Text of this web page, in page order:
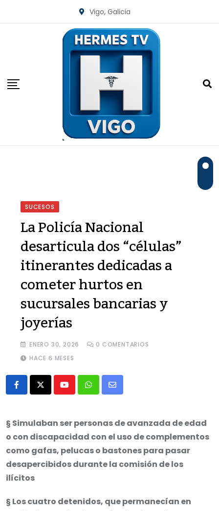
Vigo, Galicia
SUCESOS
La Policía Nacional
desarticula dos “células”
itinerantes dedicadas a
cometer hurtos en
sucursales bancarias y
joyerías
ENERO 30, 2026 0 COMENTARIOS
HACE 6 MESES
YoutubeWhatsapp
Share
Email
§ Simulaban ser personas de avanzada de edad
o con discapacidad con el uso de complementos
como gafas, pelucas o bastones para pasar
desapercibidos durante la comisión de los
ilícitos
§ Los cuatro detenidos, que permanecían en